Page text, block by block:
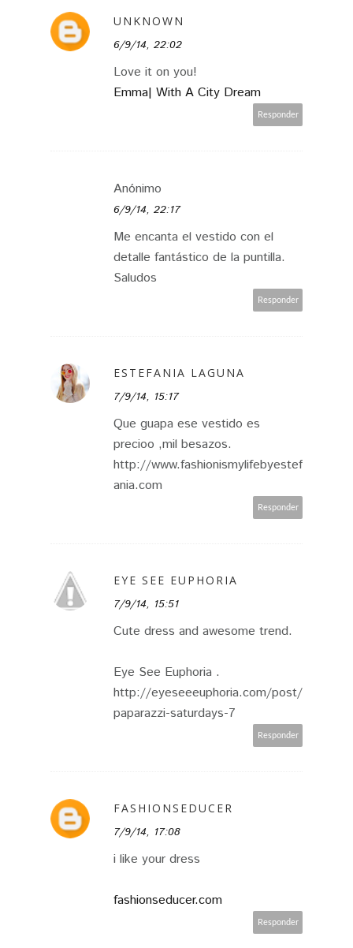
UNKNOWN
6/9/14, 22:02
Love it on you!
Emma| With A City Dream
Responder
Anónimo
6/9/14, 22:17
Me encanta el vestido con el
detalle fantástico de la puntilla.
Saludos
Responder
ESTEFANIA LAGUNA
7/9/14, 15:17
Que guapa ese vestido es
precioo ,mil besazos.
http://www.fashionismylifebyestef
ania.com
Responder
EYE SEE EUPHORIA
7/9/14, 15:51
Cute dress and awesome trend.
Eye See Euphoria .
http://eyeseeeuphoria.com/post/
paparazzi-saturdays-7
Responder
FASHIONSEDUCER
7/9/14, 17:08
i like your dress
fashionseducer.com
Responder